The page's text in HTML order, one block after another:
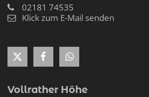
02181 74535
Klick zum E-Mail senden
Vollrather Höhe